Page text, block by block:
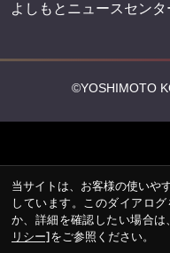
よしもとニュースセン
©YOSHIMOTO
当サイトは、お客様の使いや
しています。このダイアロ
か、詳細を確認したい場合は、
リシー]をご参照ください。